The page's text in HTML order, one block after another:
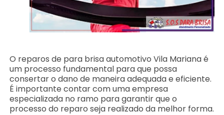
O reparos de para brisa automotivo Vila Mariana é
um processo fundamental para que possa
consertar o dano de maneira adequada e eficiente.
É importante contar com uma empresa
especializada no ramo para garantir que o
processo do reparo seja realizado da melhor forma.